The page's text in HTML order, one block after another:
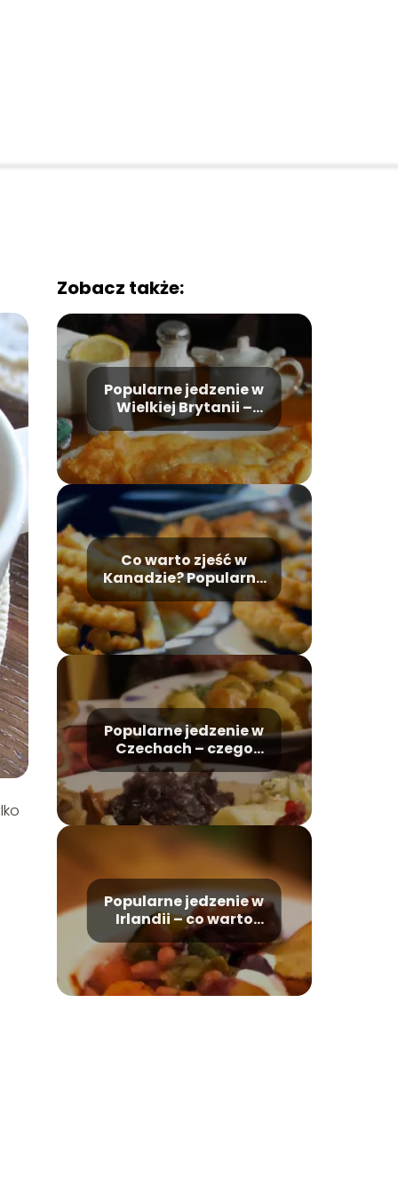
Zobacz także:
Popularne jedzenie w
Wielkiej Brytanii –
czego spróbować?
Co warto zjeść w
Kanadzie? Popularne
jedzenie i potrawy
Popularne jedzenie w
Czechach – czego
spróbować?
Popularne jedzenie w
Irlandii – co warto
tam zjeść?